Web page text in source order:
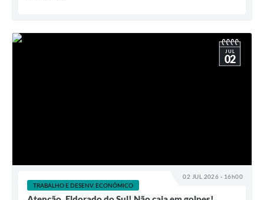
02 JUL 2026 - 16h00
JUL
02
TRABALHO E DESENV. ECONÔMICO